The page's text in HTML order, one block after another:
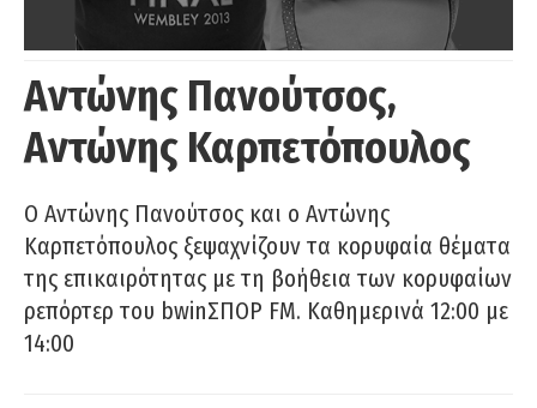
Αντώνης Πανούτσος,
Αντώνης Καρπετόπουλος
Ο Αντώνης Πανούτσος και ο Αντώνης
Καρπετόπουλος ξεψαχνίζουν τα κορυφαία θέματα
της επικαιρότητας με τη βοήθεια των κορυφαίων
ρεπόρτερ του bwinΣΠΟΡ FM. Καθημερινά 12:00 με
14:00